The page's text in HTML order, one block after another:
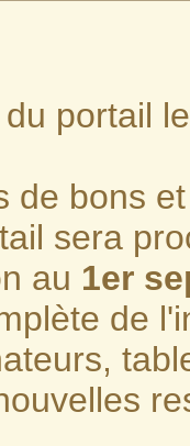
portail
de bons
sera
au 1er
de